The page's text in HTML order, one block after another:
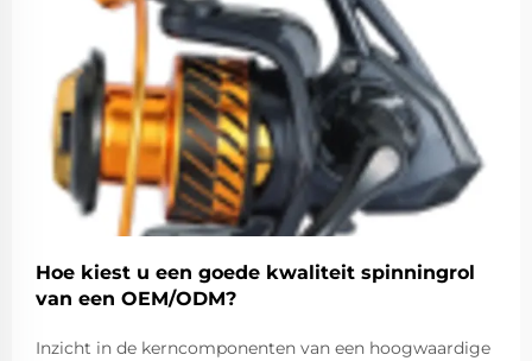
Hoe kiest u een goede kwaliteit spinningrol
van een OEM/ODM?
Inzicht in de kerncomponenten van een hoogwaardige